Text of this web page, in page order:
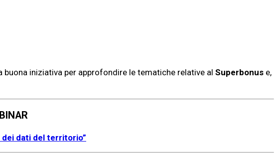
iniziativa per approfondire le tematiche relative al Superbonus e,
dei dati del territorio”